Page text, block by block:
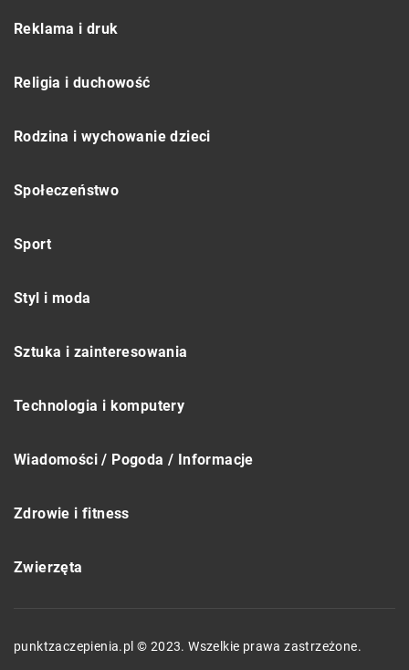
Reklama i druk
Religia i duchowość
Rodzina i wychowanie dzieci
Społeczeństwo
Sport
Styl i moda
Sztuka i zainteresowania
Technologia i komputery
Wiadomości / Pogoda / Informacje
Zdrowie i fitness
Zwierzęta
punktzaczepienia.pl © 2023. Wszelkie prawa zastrzeżone.